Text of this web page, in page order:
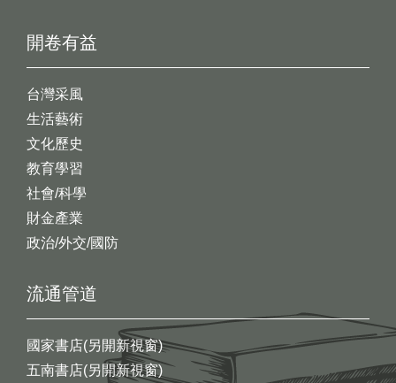
開卷有益
台灣采風
生活藝術
文化歷史
教育學習
社會/科學
財金產業
政治/外交/國防
流通管道
國家書店(另開新視窗)
五南書店(另開新視窗)